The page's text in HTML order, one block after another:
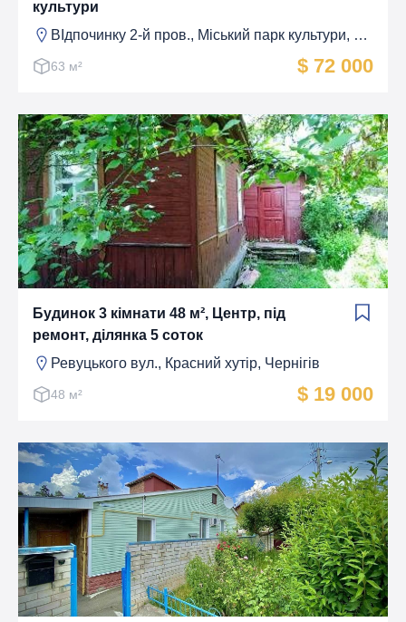
культури
ВІдпочинку 2-й пров., Мiський парк культури, Чернігів
63 м² $ 72 000
Будинок 3 кімнати 48 м², Центр, під
ремонт, ділянка 5 соток
Ревуцького вул., Красний хутiр, Чернігів
48 м² $ 19 000